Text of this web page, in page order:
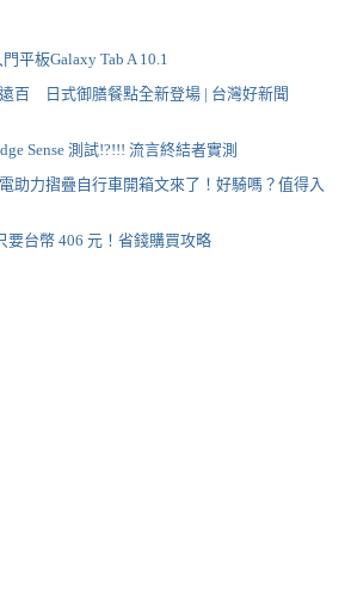
平板Galaxy Tab A 10.1
百 日式御膳餐點全新登場 | 台灣好新聞
Sense 測試!?!!! 流言終結者實測
助力摺疊自行車開箱文來了！好騎嗎？值得入
要台幣 406 元！省錢購買攻略